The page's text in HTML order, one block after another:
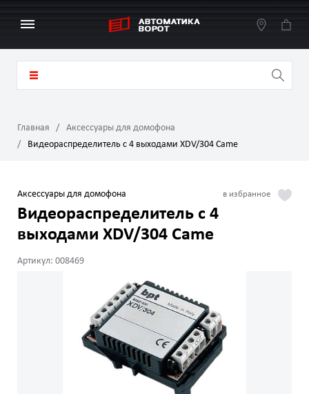
Главная
Аксессуары для домофона
Видеораспределитель с 4 выходами XDV/304 Came
Аксессуары для домофона
Видеораспределитель с 4
выходами XDV/304 Came
Артикул: 008469